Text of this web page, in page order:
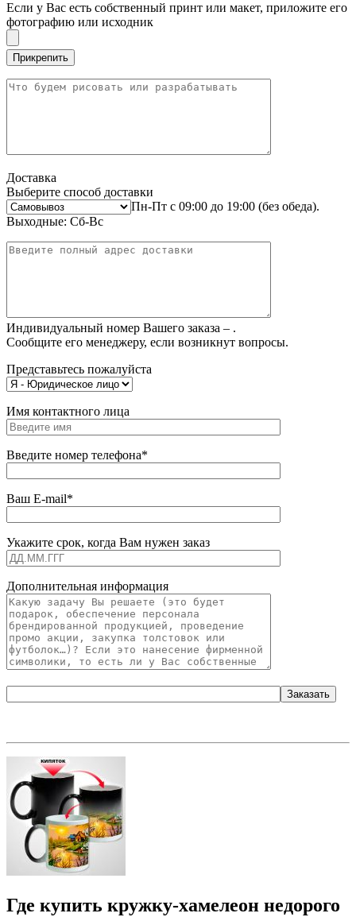
Если у Вас есть собственный принт или макет, приложите его
фотографию или исходник
Доставка
Выберите способ доставки
Пн-Пт с 09:00 до 19:00 (без обеда).
Выходные: Сб-Вс
Индивидуальный номер Вашего заказа – .
Сообщите его менеджеру, если возникнут вопросы.
Представьтесь пожалуйста
Имя контактного лица
Введите номер телефона*
Ваш E-mail*
Укажите срок, когда Вам нужен заказ
Дополнительная информация
Где купить кружку-хамелеон недорого